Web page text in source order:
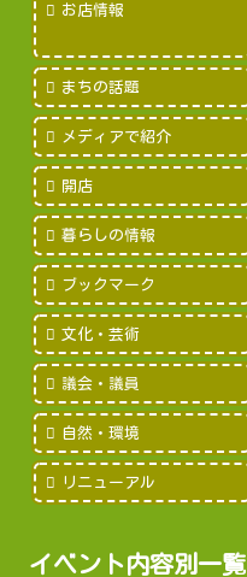
お店情報
まちの話題
メディアで紹介
開店
暮らしの情報
ブックマーク
文化・芸術
議会・議員
自然・環境
リニューアル
イベント内容別一覧